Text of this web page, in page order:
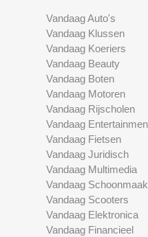
Vandaag Auto's
Vandaag Klussen
Vandaag Koeriers
Vandaag Beauty
Vandaag Boten
Vandaag Motoren
Vandaag Rijscholen
Vandaag
Vandaag Fietsen
Vandaag Juridisch
Vandaag Multimedia
Vandaag Schoonmaak
Vandaag Scooters
Vandaag Elektronica
Vandaag Financieel